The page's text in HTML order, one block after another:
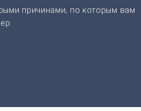
причинами, по которым вам